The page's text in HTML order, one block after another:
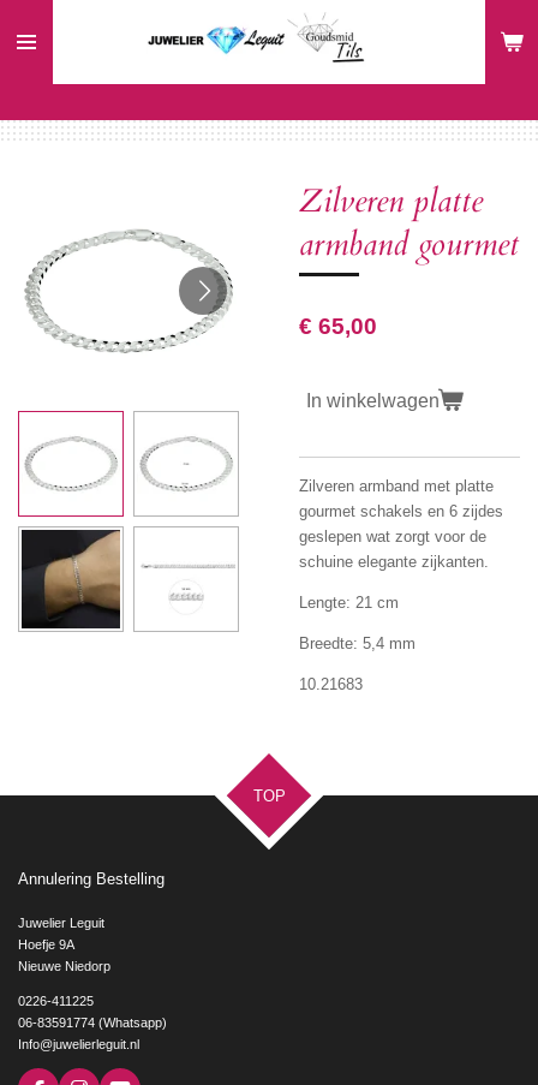
direct
hoofdinhoud
Zilveren platte
armband gourmet
€ 65,00
In winkelwagen
Zilveren armband met platte
gourmet schakels en 6 zijdes
geslepen wat zorgt voor de
schuine elegante zijkanten.
Lengte: 21 cm
Breedte: 5,4 mm
10.21683
TOP
Annulering Bestelling
Juwelier Leguit
Hoefje 9A
Nieuwe Niedorp
0226-411225
06-83591774 (Whatsapp)
Info@juwelierleguit.nl